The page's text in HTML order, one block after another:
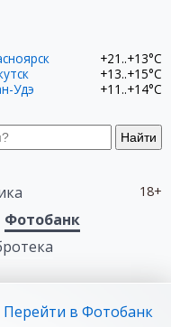
Найти
+21..+13°C
+13..+15°C
Удэ
+11..+14°C
18+
Фотобанк
Перейти в Фотобанк